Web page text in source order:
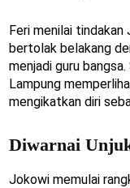
Feri menilai
bertolak belakang
menjadi guru
Lampung
mengikatkan diri
Diwarnai
Jokowi memulai